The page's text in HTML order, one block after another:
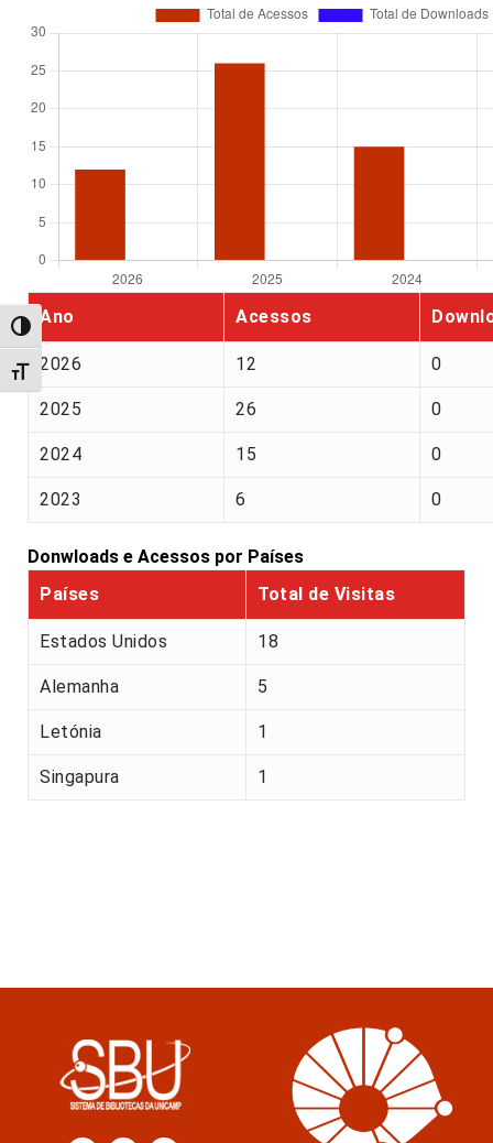
Alternar alto contraste
Alternar tamanho da fonte
Ano Acessos
2026 12 0
2025 26 0
2024 15 0
2023 6 0
Donwloads e Acessos por Países
Países
Total de Visitas
Estados Unidos 18
Alemanha 5
Letónia 1
Singapura 1